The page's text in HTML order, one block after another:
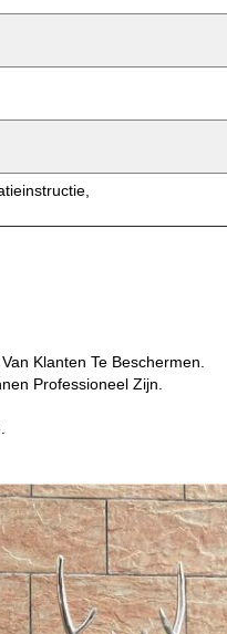
Klanten Te Beschermen.
Professioneel Zijn.